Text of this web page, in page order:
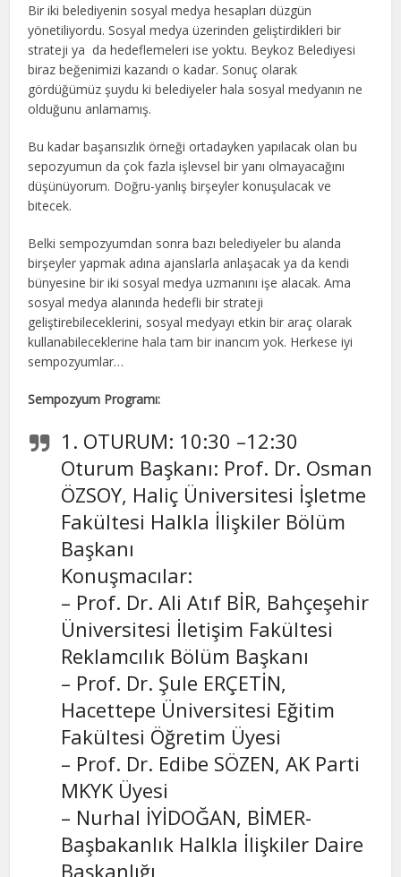
Bir iki belediyenin sosyal medya hesapları düzgün
yönetiliyordu. Sosyal medya üzerinden geliştirdikleri bir
strateji ya da hedeflemeleri ise yoktu. Beykoz Belediyesi
biraz beğenimizi kazandı o kadar. Sonuç olarak
gördüğümüz şuydu ki belediyeler hala sosyal medyanın ne
olduğunu anlamamış.
Bu kadar başarısızlık örneği ortadayken yapılacak olan bu
sepozyumun da çok fazla işlevsel bir yanı olmayacağını
düşünüyorum. Doğru-yanlış birşeyler konuşulacak ve
bitecek.
Belki sempozyumdan sonra bazı belediyeler bu alanda
birşeyler yapmak adına ajanslarla anlaşacak ya da kendi
bünyesine bir iki sosyal medya uzmanını işe alacak. Ama
sosyal medya alanında hedefli bir strateji
geliştirebileceklerini, sosyal medyayı etkin bir araç olarak
kullanabileceklerine hala tam bir inancım yok. Herkese iyi
sempozyumlar…
Sempozyum Programı:
1. OTURUM: 10:30 –12:30
Oturum Başkanı: Prof. Dr. Osman
ÖZSOY, Haliç Üniversitesi İşletme
Fakültesi Halkla İlişkiler Bölüm
Başkanı
Konuşmacılar:
– Prof. Dr. Ali Atıf BİR, Bahçeşehir
Üniversitesi İletişim Fakültesi
Reklamcılık Bölüm Başkanı
– Prof. Dr. Şule ERÇETİN,
Hacettepe Üniversitesi Eğitim
Fakültesi Öğretim Üyesi
– Prof. Dr. Edibe SÖZEN, AK Parti
MKYK Üyesi
– Nurhal İYİDOĞAN, BİMER-
Başbakanlık Halkla İlişkiler Daire
Başkanlığı